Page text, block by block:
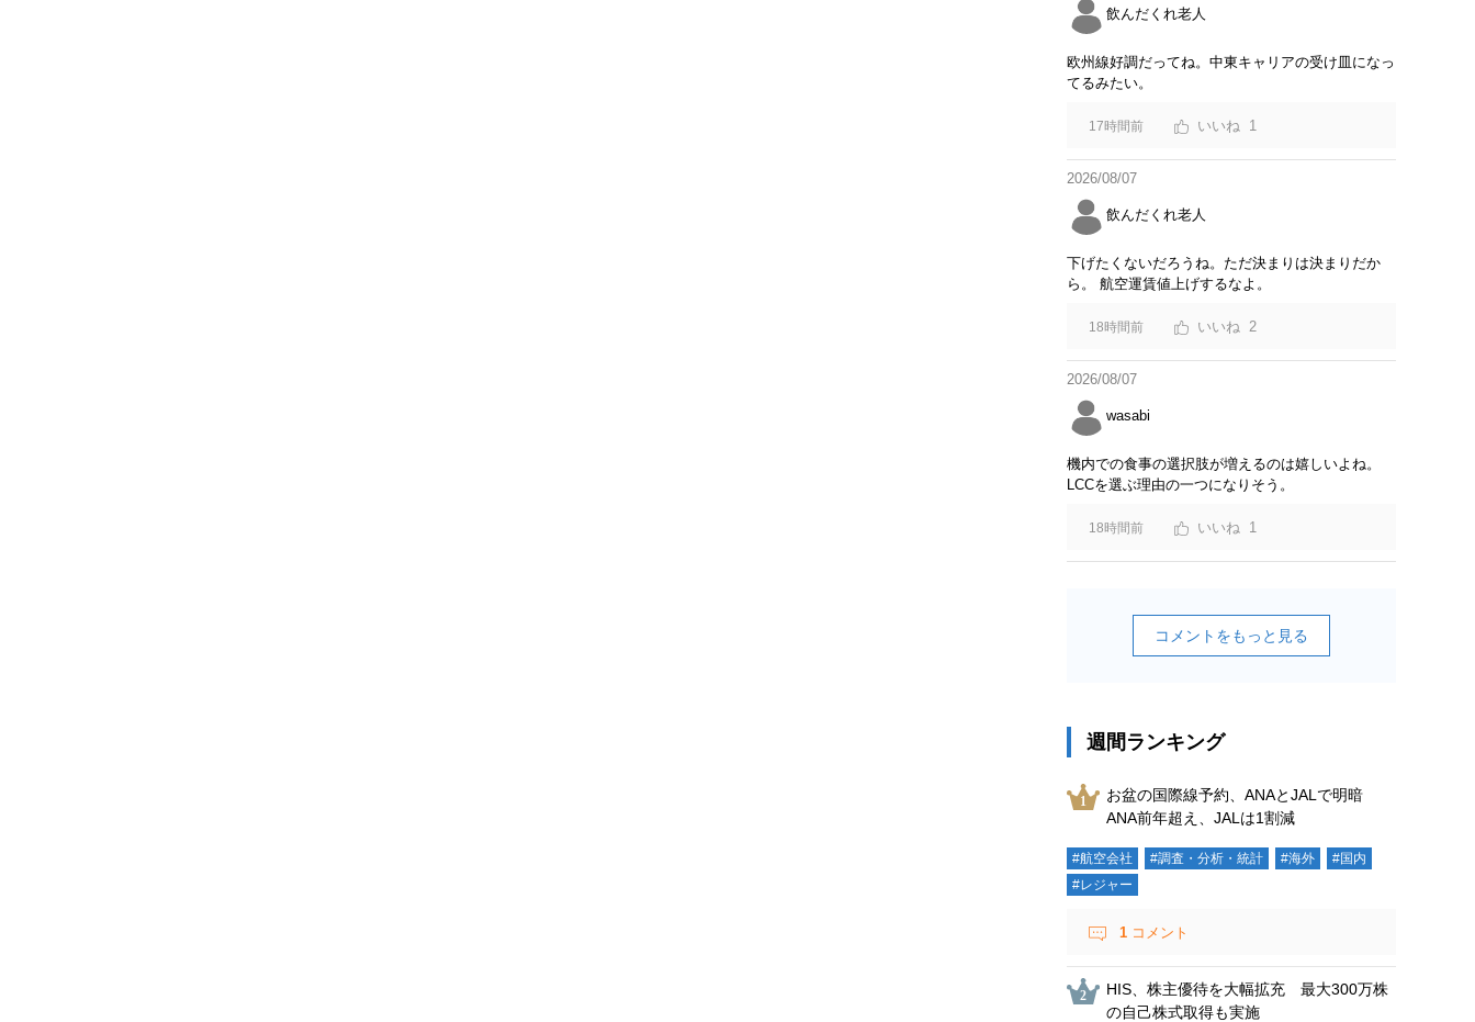
飲んだくれ老人
欧州線好調だってね。中東キャリアの受け皿になっ
てるみたい。
17時間前 1
2026/08/07
飲んだくれ老人
下げたくないだろうね。ただ決まりは決まりだか
ら。 航空運賃値上げするなよ。
18時間前 2
2026/08/07
wasabi
機内での食事の選択肢が増えるのは嬉しいよね。
LCCを選ぶ理由の一つになりそう。
18時間前 1
コメントをもっと見る
週間ランキング
お盆の国際線予約、ANAとJALで明暗
ANA前年超え、JALは1割減
#航空会社 #調査・分析・統計 #海外
#国内
#レジャー
1 コメント
HIS、株主優待を大幅拡充 最大300万株
の自己株式取得も実施